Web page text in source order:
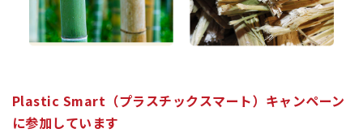
Plastic Smart（プラスチックスマート）キャンペーン
に参加しています